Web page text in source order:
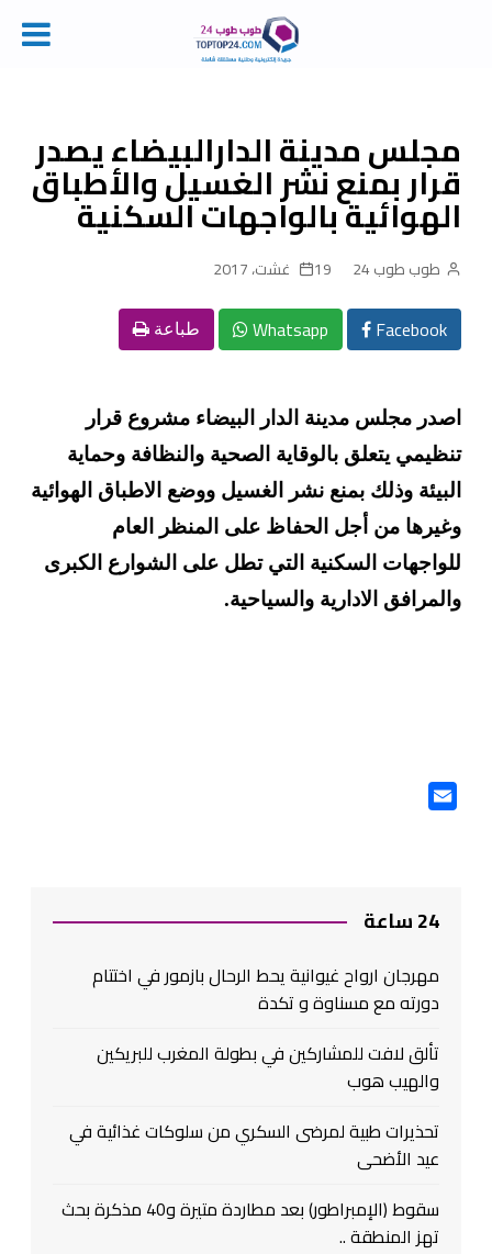
مجلس مدينة الدارالبيضاء يصدر
قرار بمنع نشر الغسيل والأطباق
الهوائية بالواجهات السكنية
طوب طوب 24 19 غشت، 2017
Facebook
Whatsapp طباعة
اصدر مجلس مدينة الدار البيضاء مشروع قرار
تنظيمي يتعلق بالوقاية الصحية والنظافة وحماية
البيئة وذلك بمنع نشر الغسيل ووضع الاطباق الهوائية
وغيرها من أجل الحفاظ على المنظر العام
للواجهات السكنية التي تطل على الشوارع الكبرى
والمرافق الادارية والسياحية.
Twitte
24 ساعة
مهرجان ارواح غيوانية يحط الرحال بازمور في اختتام
دورته مع مسناوة و تكدة
تألق لافت للمشاركين في بطولة المغرب للبريكين
والهيب هوب
تحذيرات طبية لمرضى السكري من سلوكات غذائية في
عيد الأضحى
سقوط (الإمبراطور) بعد مطاردة متيرة و40 مذكرة بحث
تهز المنطقة ..